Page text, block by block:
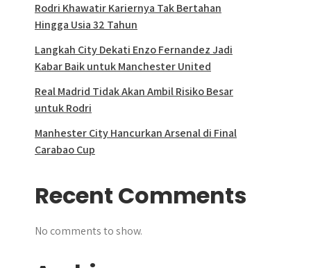
Rodri Khawatir Kariernya Tak Bertahan
Hingga Usia 32 Tahun
Langkah City Dekati Enzo Fernandez Jadi
Kabar Baik untuk Manchester United
Real Madrid Tidak Akan Ambil Risiko Besar
untuk Rodri
Manhester City Hancurkan Arsenal di Final
Carabao Cup
Recent Comments
No comments to show.